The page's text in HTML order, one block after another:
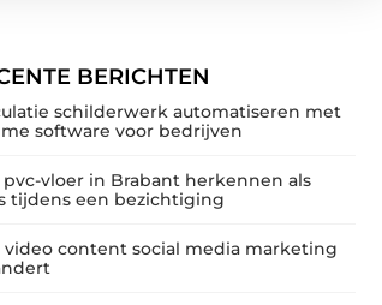
BERICHTEN
schilderwerk automatiseren met
software voor bedrijven
pvc-vloer in Brabant herkennen als
tijdens een bezichtiging
video content social media marketing